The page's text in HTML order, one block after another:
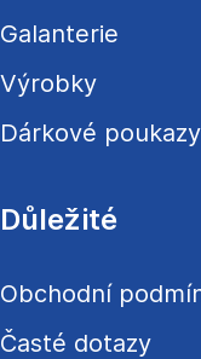
Galanterie
Výrobky
Dárkové poukazy
Důležité
Obchodní
Časté dotazy